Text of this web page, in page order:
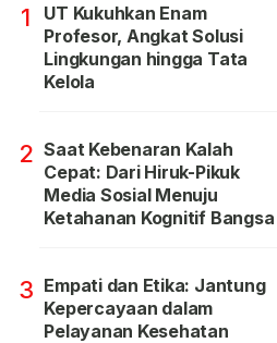
1
UT Kukuhkan Enam
Profesor, Angkat Solusi
Lingkungan hingga Tata
Kelola
2 Saat Kebenaran Kalah
Cepat: Dari Hiruk-Pikuk
Media Sosial Menuju
Ketahanan Kognitif Bangsa
3 Empati dan Etika: Jantung
Kepercayaan dalam
Pelayanan Kesehatan